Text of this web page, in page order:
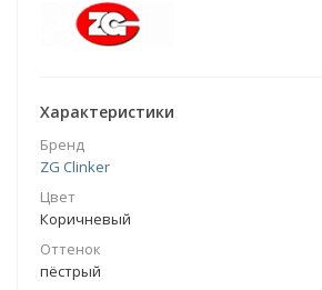
Характеристики
Бренд
ZG Clinker
Цвет
Коричневый
Оттенок
пёстрый